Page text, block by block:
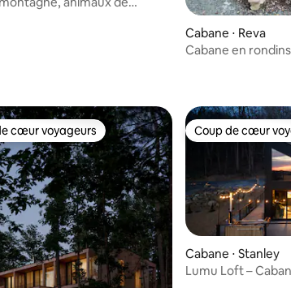
Cabane ⋅ Reva
Cabane en
la base de 74 commentaires : 5 sur 5
cœur voyageurs les plus appréciés
cœur voyageurs Coup de cœur
Coup de cœur
Cabane ⋅ Stanley
Lumu Loft –